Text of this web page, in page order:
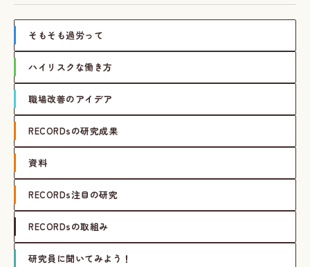
そもそも過労って
ハイリスクな働き方
職場改善のアイデア
RECORDsの研究成果
資料
RECORDs注目の研究
RECORDsの取組み
研究員に聞いてみよう！